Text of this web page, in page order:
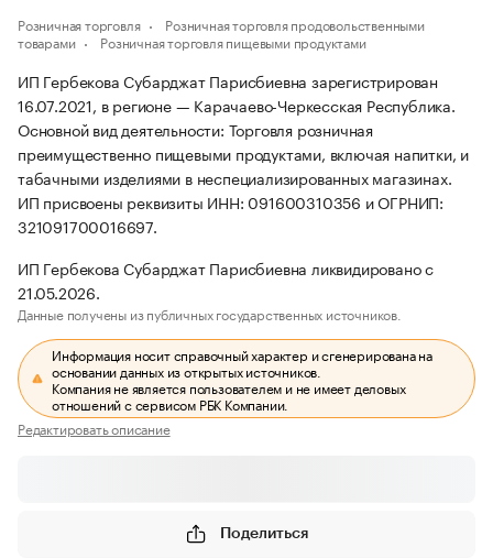
Розничная торговля
Розничная торговля продовольственными
товарами
Розничная торговля пищевыми продуктами
ИП Гербекова Субарджат Парисбиевна зарегистрирован
16.07.2021, в регионе — Карачаево-Черкесская Республика.
Основной вид деятельности: Торговля розничная
преимущественно пищевыми продуктами, включая напитки, и
табачными изделиями в неспециализированных магазинах.
ИП присвоены реквизиты ИНН: 091600310356 и ОГРНИП:
321091700016697.
ИП Гербекова Субарджат Парисбиевна ликвидировано с
21.05.2026.
Данные получены из публичных государственных источников.
Информация носит справочный характер и сгенерирована на
основании данных из открытых источников.
Компания не является пользователем и не имеет деловых
отношений с сервисом РБК Компании.
Редактировать описание
Поделиться